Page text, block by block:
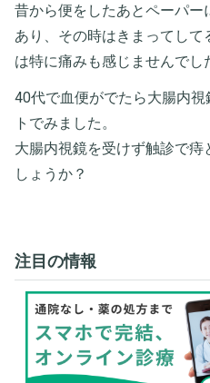
昔から便をしたあとペーパー
あり、その時はきまってし
は特に痛みも感じませんでし
40代で血便がでたら大腸内
トでみました。
大腸内視鏡を受けず触診で
しょうか？
注目の情報